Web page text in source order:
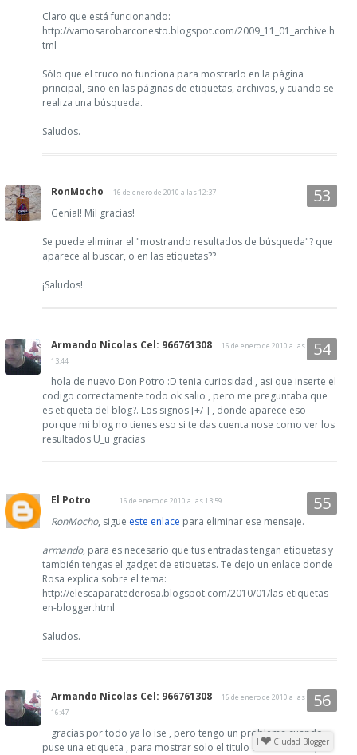
Claro que está funcionando:
http://vamosarobarconesto.blogspot.com/2009_11_01_archive.h
tml
Sólo que el truco no funciona para mostrarlo en la página
principal, sino en las páginas de etiquetas, archivos, y cuando se
realiza una búsqueda.
Saludos.
RonMocho 16 de enero de 2010 a las 12:37
Genial! Mil gracias!
Se puede eliminar el "mostrando resultados de búsqueda"? que
aparece al buscar, o en las etiquetas??
¡Saludos!
Armando Nicolas Cel: 966761308
16 de enero de 2010 a las
13:44
hola de nuevo Don Potro :D tenia curiosidad , asi que inserte el
codigo correctamente todo ok salio , pero me preguntaba que
es etiqueta del blog?. Los signos [+/-] , donde aparece eso
porque mi blog no tienes eso si te das cuenta nose como ver los
resultados U_u gracias
El Potro 16 de enero de 2010 a las 13:59
RonMocho, sigue este enlace para eliminar ese mensaje.
armando, para es necesario que tus entradas tengan etiquetas y
también tengas el gadget de etiquetas. Te dejo un enlace donde
Rosa explica sobre el tema:
http://elescaparatederosa.blogspot.com/2010/01/las-etiquetas-
en-blogger.html
Saludos.
Armando Nicolas Cel: 966761308
16 de enero de 2010 a las
16:47
gracias por todo ya lo ise , pero tengo un problema cuando
puse una etiqueta , para mostrar solo el titulo de la entrada , no
I Ciudad Blogger